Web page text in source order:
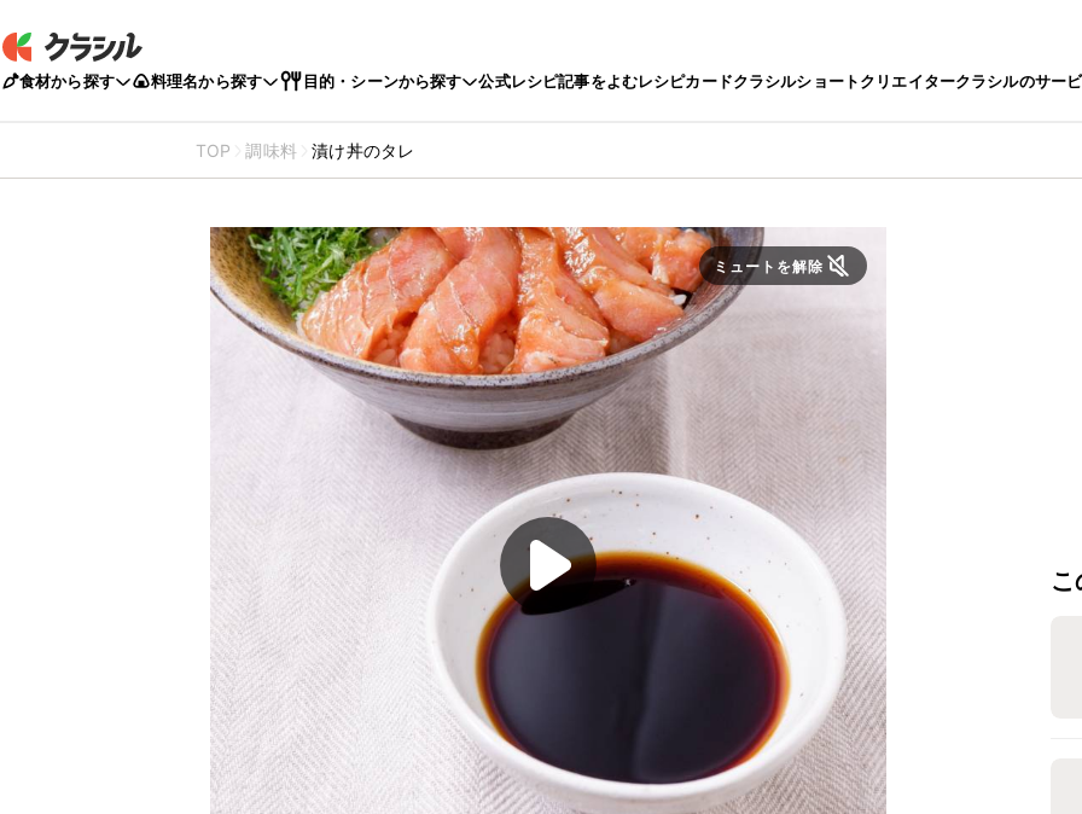
食材から探す 料理名から探す 目的・シーンから探す 公式レシピ記事をよむレシピカードクラシルショートクリエイタークラシルのサー
TOP 調味料 漬け丼のタレ
ミュートを解除